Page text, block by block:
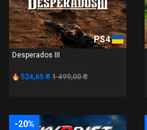
PS4
Desperados III
524,65 ₴ 1 499,00 ₴
-20%